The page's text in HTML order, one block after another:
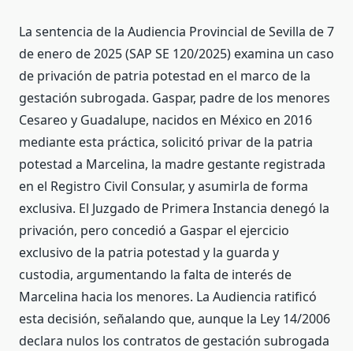
La sentencia de la Audiencia Provincial de Sevilla de 7
de enero de 2025 (SAP SE 120/2025) examina un caso
de privación de patria potestad en el marco de la
gestación subrogada. Gaspar, padre de los menores
Cesareo y Guadalupe, nacidos en México en 2016
mediante esta práctica, solicitó privar de la patria
potestad a Marcelina, la madre gestante registrada
en el Registro Civil Consular, y asumirla de forma
exclusiva. El Juzgado de Primera Instancia denegó la
privación, pero concedió a Gaspar el ejercicio
exclusivo de la patria potestad y la guarda y
custodia, argumentando la falta de interés de
Marcelina hacia los menores. La Audiencia ratificó
esta decisión, señalando que, aunque la Ley 14/2006
declara nulos los contratos de gestación subrogada